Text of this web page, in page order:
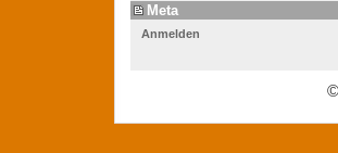
Meta
Anmelden